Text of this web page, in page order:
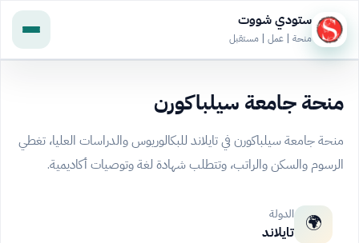
ستودي شووت
منحة | عمل | مستقبل
منحة جامعة سيلباكورن
منحة جامعة سيلباكورن في تايلاند للبكالوريوس والدراسات العليا، تغطي
الرسوم والسكن والراتب، وتتطلب شهادة لغة وتوصيات أكاديمية.
🌍 الدولة
تايلاند